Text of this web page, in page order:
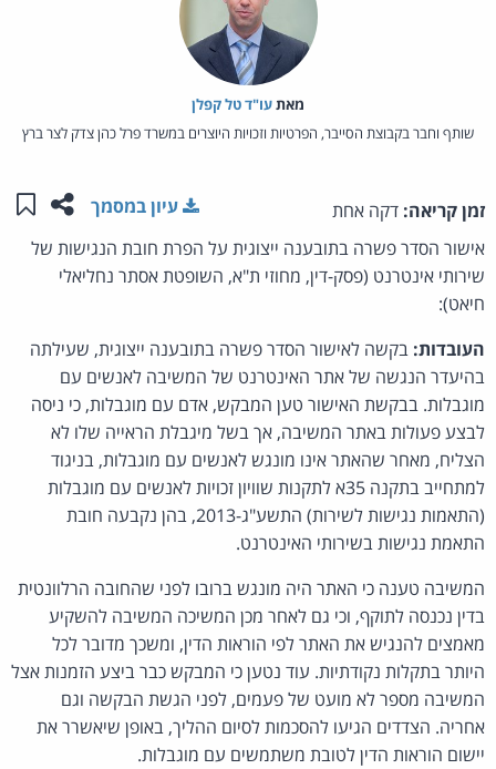
מאת‏עו"ד טל קפלן
שותף וחבר בקבוצת הסייבר, הפרטיות וזכויות היוצרים במשרד פרל כהן צדק לצר ברץ
זמן קריאה: דקה אחת שתפו
עיון במסמך
אישור הסדר פשרה בתובענה ייצוגית על הפרת חובת הנגישות של
שירותי אינטרנט (פסק-דין, מחוזי ת"א, השופטת אסתר נחליאלי
חיאט):
העובדות: בקשה לאישור הסדר פשרה בתובענה ייצוגית, שעילתה
בהיעדר הנגשה של אתר האינטרנט של המשיבה לאנשים עם
מוגבלות. בבקשת האישור טען המבקש, אדם עם מוגבלות, כי ניסה
לבצע פעולות באתר המשיבה, אך בשל מיגבלת הראייה שלו לא
הצליח, מאחר שהאתר אינו מונגש לאנשים עם מוגבלות, בניגוד
למתחייב בתקנה 35א לתקנות שוויון זכויות לאנשים עם מוגבלות
(התאמות נגישות לשירות) התשע"ג-2013, בהן נקבעה חובת
התאמת נגישות בשירותי האינטרנט.
המשיבה טענה כי האתר היה מונגש ברובו לפני שהחובה הרלוונטית
בדין נכנסה לתוקף, וכי גם לאחר מכן המשיכה המשיבה להשקיע
מאמצים להנגיש את האתר לפי הוראות הדין, ומשכך מדובר לכל
היותר בתקלות נקודתיות. עוד נטען כי המבקש כבר ביצע הזמנות אצל
המשיבה מספר לא מועט של פעמים, לפני הגשת הבקשה וגם
אחריה. הצדדים הגיעו להסכמות לסיום ההליך, באופן שיאשרר את
יישום הוראות הדין לטובת משתמשים עם מוגבלות.